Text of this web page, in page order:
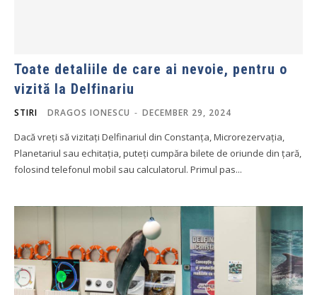
Toate detaliile de care ai nevoie, pentru o
vizită la Delfinariu
STIRI DRAGOS IONESCU - DECEMBER 29, 2024
Dacă vreți să vizitați Delfinariul din Constanța, Microrezervația,
Planetariul sau echitația, puteți cumpăra bilete de oriunde din țară,
folosind telefonul mobil sau calculatorul. Primul pas...